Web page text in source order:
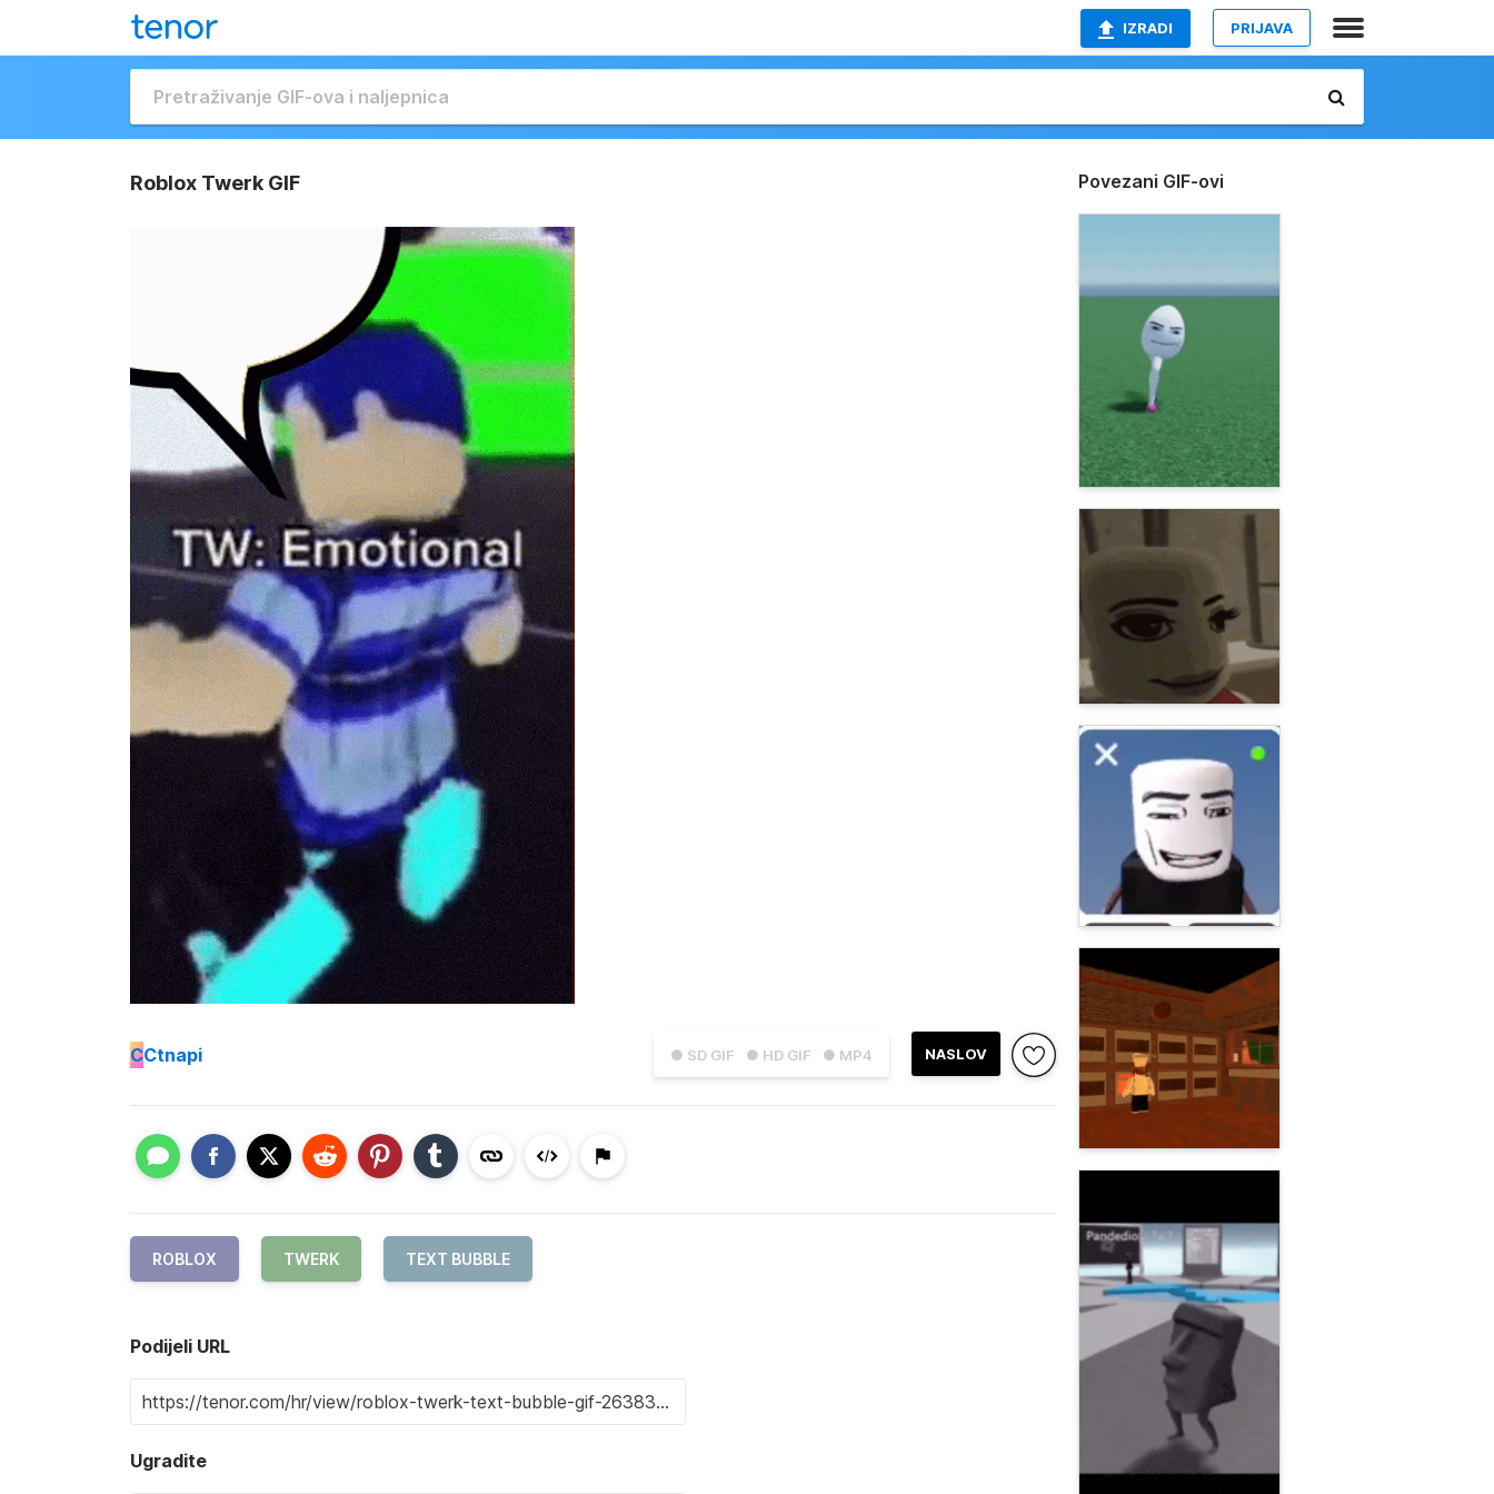
IZRADI PRIJAVA
Roblox Twerk GIF
● SD GIF ● HD GIF ● MP4 NASLOV
CCtnapi
ROBLOX TWERK TEXT BUBBLE
Podijeli URL
Ugradite
Povezani GIF-ovi